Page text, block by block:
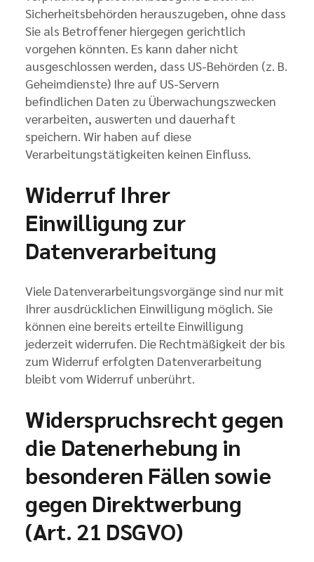
Sicherheitsbehörden herauszugeben, ohne dass
Sie als Betroffener hiergegen gerichtlich
vorgehen könnten. Es kann daher nicht
ausgeschlossen werden, dass US-Behörden (z. B.
Geheimdienste) Ihre auf US-Servern
befindlichen Daten zu Überwachungszwecken
verarbeiten, auswerten und dauerhaft
speichern. Wir haben auf diese
Verarbeitungstätigkeiten keinen Einfluss.
Widerruf Ihrer
Einwilligung zur
Datenverarbeitung
Viele Datenverarbeitungsvorgänge sind nur mit
Ihrer ausdrücklichen Einwilligung möglich. Sie
können eine bereits erteilte Einwilligung
jederzeit widerrufen. Die Rechtmäßigkeit der bis
zum Widerruf erfolgten Datenverarbeitung
bleibt vom Widerruf unberührt.
Widerspruchsrecht gegen
die Datenerhebung in
besonderen Fällen sowie
gegen Direktwerbung
(Art. 21 DSGVO)